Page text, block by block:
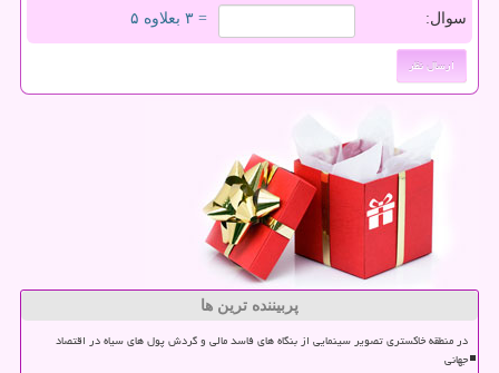
سوال: = ۳ بعلاوه ۵
پربیننده ترین ها
در منطقه خاکستری تصویر سینمایی از بنگاه های فاسد مالی و گردش پول های سیاه در اقتصاد
جهانی